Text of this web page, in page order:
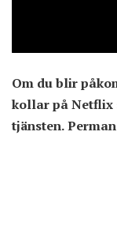
Om du blir
kollar på Netflix
tjänsten.